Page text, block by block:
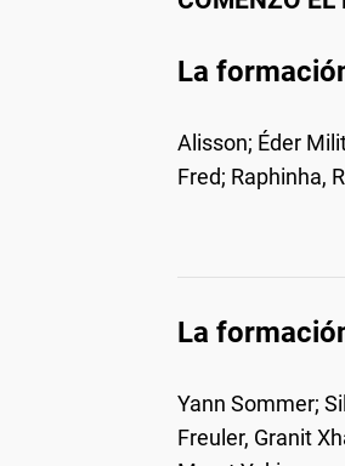
La
Alisson; Éder
Fred; Raphinha,
La
Yann Sommer;
Freuler, Granit